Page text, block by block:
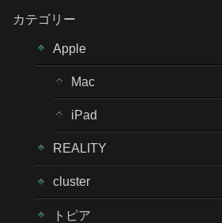
カテゴリー
Apple
Mac
iPad
REALITY
cluster
トピア